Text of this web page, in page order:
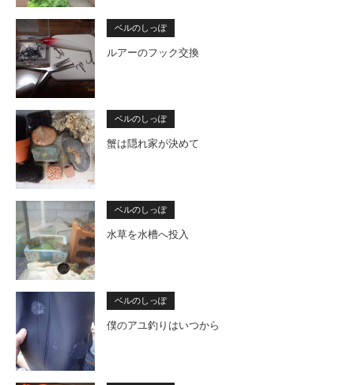
ベルのしっぽ
ルアーのフック交換
ベルのしっぽ
蟹は隠れ家が決めて
ベルのしっぽ
水草を水槽へ投入
ベルのしっぽ
僕のアユ釣りはいつから